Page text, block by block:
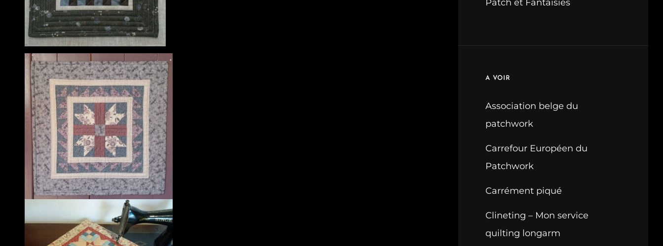
Patch et Fantaisies
A VOIR
Association belge du
patchwork
Carrefour Européen du
Patchwork
Carrément piqué
Clineting – Mon service
quilting longarm